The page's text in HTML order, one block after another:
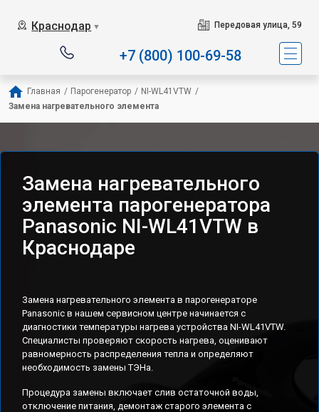
Краснодар ▼ Передовая улица, 59
+7 (800) 100-69-58
Главная / Парогенератор / NI-WL41VTW /
Замена нагревательного элемента
Замена нагревательного
элемента парогенератора
Panasonic NI-WL41VTW в
Краснодаре
Замена нагревательного элемента в парогенераторе
Panasonic в нашем сервисном центре начинается с
диагностики температуры нагрева устройства NI-WL41VTW.
Специалисты проверяют скорость нагрева, оценивают
равномерность распределения тепла и определяют
необходимость замены ТЭНа.
Процедура замены включает слив остаточной воды,
отключение питания, демонтаж старого элемента с